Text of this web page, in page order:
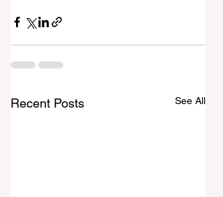
Recent Posts See All